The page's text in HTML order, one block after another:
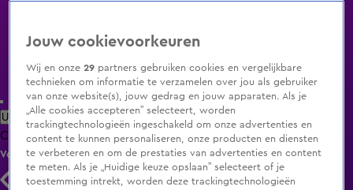
Uitzending Gemist Populaire programma's Zenders Genres
ClipsFilmsRadioSmart TV inlogShop
Volg KIJK
Jouw cookievoorkeuren
Wij en onze29 partners gebruiken cookies en vergelijkbare
technieken om informatie te verzamelen over jou als gebruiker
van onze website(s), jouw gedrag en jouw apparaten. Als je
„Alle cookies accepteren” selecteert, worden
trackingtechnologieën ingeschakeld om onze advertenties en
content te kunnen personaliseren, onze producten en diensten
te verbeteren en om de prestaties van advertenties en content
te meten. Als je „Huidige keuze opslaan” selecteert of je
toestemming intrekt, worden deze trackingtechnologieën